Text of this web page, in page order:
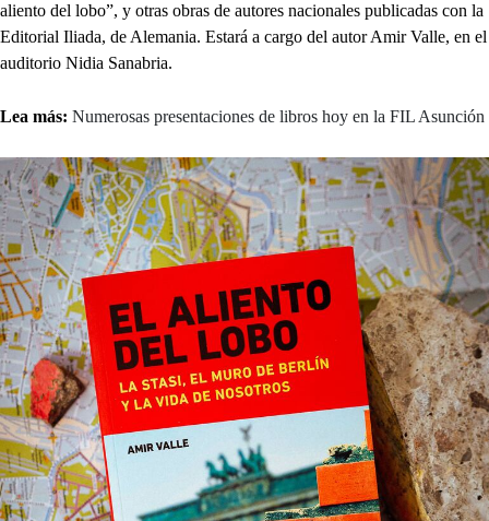
aliento del lobo”, y otras obras de autores nacionales publicadas con la
Editorial Iliada, de Alemania. Estará a cargo del autor Amir Valle, en el
auditorio Nidia Sanabria.
Lea más: Numerosas presentaciones de libros hoy en la FIL Asunción